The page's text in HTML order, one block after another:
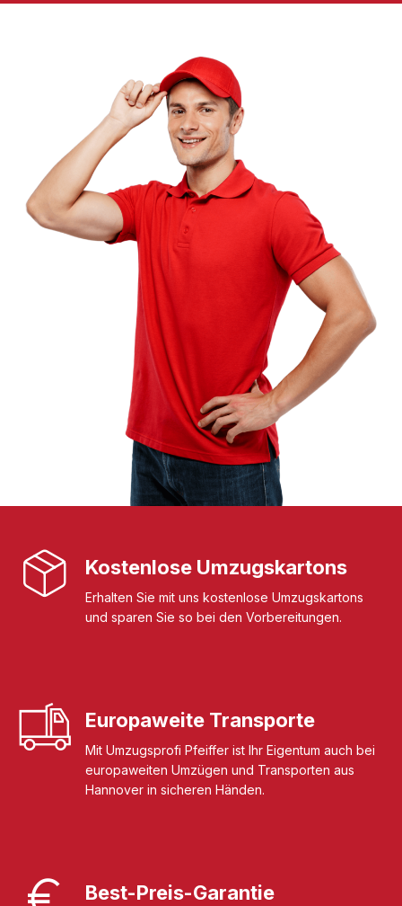
Kostenlose Umzugskartons
Erhalten Sie mit uns kostenlose Umzugskartons
und sparen Sie so bei den Vorbereitungen.
Europaweite Transporte
Mit Umzugsprofi Pfeiffer ist Ihr Eigentum auch bei
europaweiten Umzügen und Transporten aus
Hannover in sicheren Händen.
Best-Preis-Garantie